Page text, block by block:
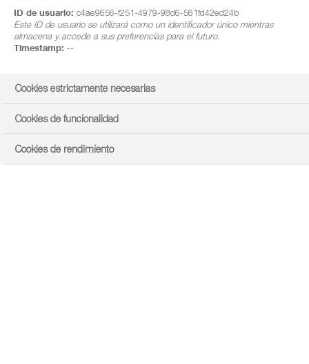
ID de usuario: c4ae9656-f251-4979-98d6-561fd42ed24b
Este ID de usuario se utilizará como un identificador único mientras
almacena y accede a sus preferencias para el futuro.
Timestamp: --
Cookies estrictamente necesarias
Cookies de funcionalidad
Cookies de rendimiento